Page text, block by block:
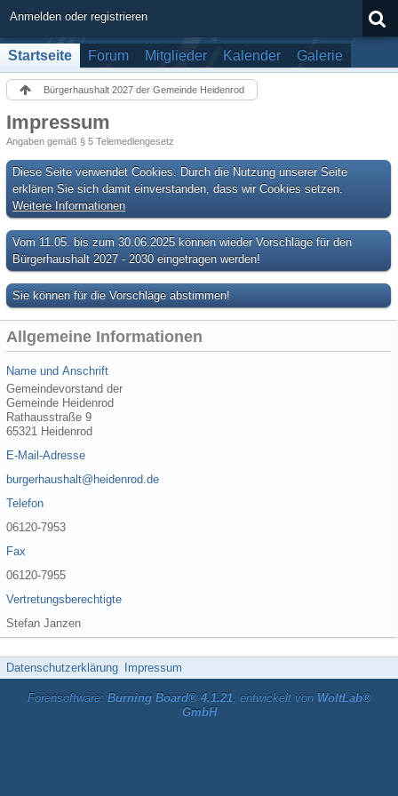
Anmelden oder registrieren
Startseite Forum Mitglieder Kalender Galerie
Bürgerhaushalt 2027 der Gemeinde Heidenrod
Impressum
Angaben gemäß § 5 Telemediengesetz
Diese Seite verwendet Cookies. Durch die Nutzung unserer Seite
erklären Sie sich damit einverstanden, dass wir Cookies setzen.
Weitere Informationen
Vom 11.05. bis zum 30.06.2025 können wieder Vorschläge für den
Bürgerhaushalt 2027 - 2030 eingetragen werden!
Sie können für die Vorschläge abstimmen!
Allgemeine Informationen
Name und Anschrift
Gemeindevorstand der
Gemeinde Heidenrod
Rathausstraße 9
65321 Heidenrod
E-Mail-Adresse
burgerhaushalt@heidenrod.de
Telefon
06120-7953
Fax
06120-7955
Vertretungsberechtigte
Stefan Janzen
Datenschutzerklärung Impressum
Forensoftware: Burning Board® 4.1.21, entwickelt von WoltLab®
GmbH